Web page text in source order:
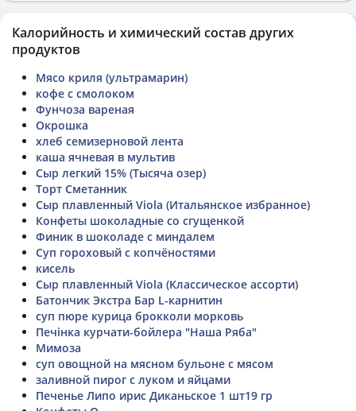
Калорийность и химический состав других
продуктов
Мясо криля (ультрамарин)
кофе с смолоком
Фунчоза вареная
Окрошка
хлеб семизерновой лента
каша ячневая в мультив
Сыр легкий 15% (Тысяча озер)
Торт Сметанник
Сыр плавленный Viola (Итальянское избранное)
Конфеты шоколадные со сгущенкой
Финик в шоколаде с миндалем
Суп гороховый с копчёностями
кисель
Сыр плавленный Viola (Классическое ассорти)
Батончик Экстра Бар L-карнитин
суп пюре курица брокколи морковь
Печінка курчати-бойлера "Наша Ряба"
Мимоза
суп овощной на мясном бульоне с мясом
заливной пирог с луком и яйцами
Печенье Липо ирис Диканьское 1 шт19 гр